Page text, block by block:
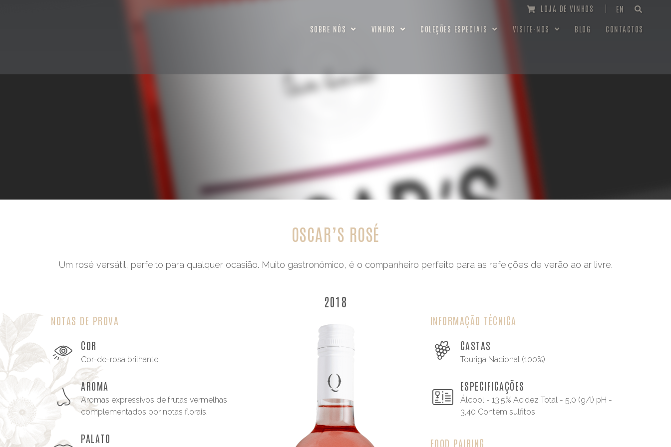
LOJA DE VINHOS EN
SOBRE NÓS VINHOS COLEÇÕES ESPECIAIS VISITE-NOS BLOG CONTACTOS
OSCAR’S ROSÉ
Um rosé versátil, perfeito para qualquer ocasião. Muito gastronómico, é o companheiro perfeito para as refeições de verão ao ar livre.
2018
NOTAS DE PROVA
COR
Cor-de-rosa brilhante
AROMA
Aromas expressivos de frutas vermelhas
complementados por notas florais.
PALATO
INFORMAÇÃO TÉCNICA
CASTAS
Touriga Nacional (100%)
ESPECIFICAÇÕES
Álcool - 13,5% Acidez Total - 5,0 (g/l) pH -
3,40 Contém sulfitos
FOOD PAIRING